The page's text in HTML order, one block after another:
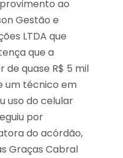
provimento ao
Gestão e
LTDA que
que a
de quase R$ 5 mil
um técnico em
uso do celular
por
do acórdão,
Graças Cabral